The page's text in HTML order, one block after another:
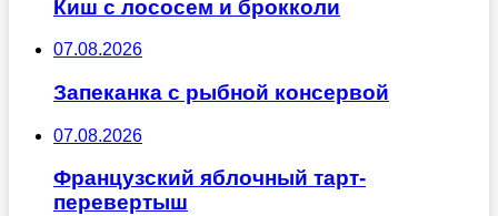
Киш с лососем и брокколи
07.08.2026
Запеканка с рыбной консервой
07.08.2026
Французский яблочный тарт-
перевертыш